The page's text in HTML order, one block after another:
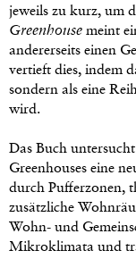
jeweils zu kurz, um
Greenhouse meint
andererseits einen
vertieft dies, indem
sondern als eine
wird.
Das Buch
Greenhouses eine
durch Pufferzonen,
zusätzliche
Wohn- und
Mikroklimata und